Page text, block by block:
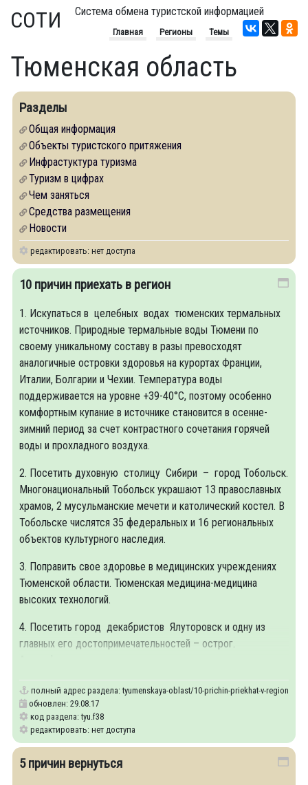
СОТИ Система обмена туристской информацией
Главная Регионы Темы
Тюменская область
Разделы
Общая информация
Объекты туристского притяжения
Инфрастуктура туризма
Туризм в цифрах
Чем заняться
Средства размещения
Новости
редактировать: нет доступа
10 причин приехать в регион
1. Искупаться в целебных водах тюменских термальных
источников. Природные термальные воды Тюмени по
своему уникальному составу в разы превосходят
аналогичные островки здоровья на курортах Франции,
Италии, Болгарии и Чехии. Температура воды
поддерживается на уровне +39-40°С, поэтому особенно
комфортным купание в источнике становится в осенне-
зимний период за счет контрастного сочетания горячей
воды и прохладного воздуха.
2. Посетить духовную столицу Сибири – город Тобольск.
Многонациональный Тобольск украшают 13 православных
храмов, 2 мусульманские мечети и католический костел. В
Тобольске числятся 35 федеральных и 16 региональных
объектов культурного наследия.
3. Поправить свое здоровье в медицинских учреждениях
Тюменской области. Тюменская медицина-медицина
высоких технологий.
4. Посетить город декабристов Ялуторовск и одну из
главных его достопримечательностей – острог.
полный адрес раздела:tyumenskaya-oblast/10-prichin-priekhat-v-region
обновлен: 29.08.17
код раздела: tyu.f38
редактировать: нет доступа
5 причин вернуться